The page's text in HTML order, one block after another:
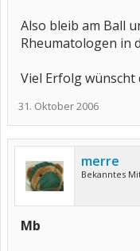
Also bleib am Ball
Rheumatologen in
Viel Erfolg wünscht
31. Oktober 2006
merre
Bekanntes
Mb